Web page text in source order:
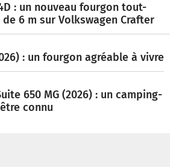
: un nouveau fourgon tout-
6 m sur Volkswagen Crafter
: un fourgon agréable à vivre
650 MG (2026) : un camping-
connu